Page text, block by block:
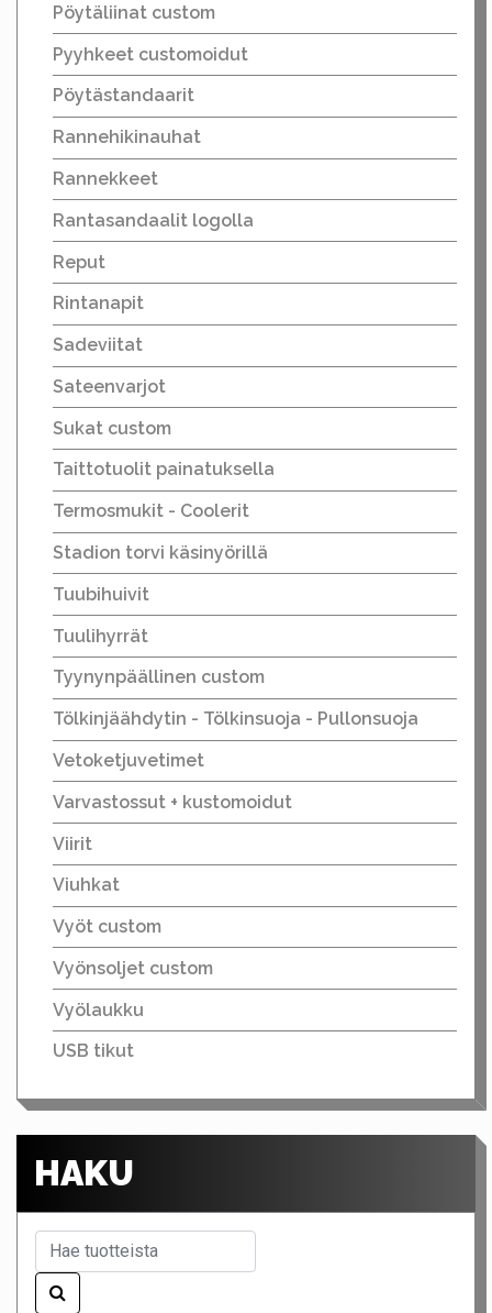
Pöytäliinat custom
Pyyhkeet customoidut
Pöytästandaarit
Rannehikinauhat
Rannekkeet
Rantasandaalit logolla
Reput
Rintanapit
Sadeviitat
Sateenvarjot
Sukat custom
Taittotuolit painatuksella
Termosmukit - Coolerit
Stadion torvi käsinyörillä
Tuubihuivit
Tuulihyrrät
Tyynynpäällinen custom
Tölkinjäähdytin - Tölkinsuoja - Pullonsuoja
Vetoketjuvetimet
Varvastossut + kustomoidut
Viirit
Viuhkat
Vyöt custom
Vyönsoljet custom
Vyölaukku
USB tikut
HAKU